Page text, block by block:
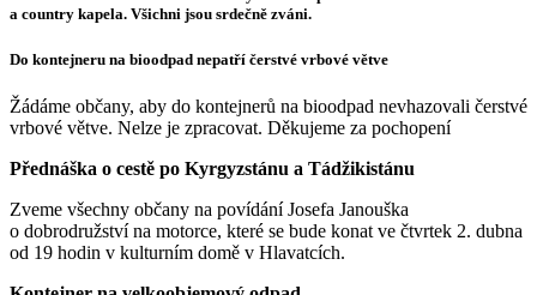
a country kapela. Všichni jsou srdečně zváni.
Do kontejneru na bioodpad nepatří čerstvé vrbové větve
Žádáme občany, aby do kontejnerů na bioodpad nevhazovali čerstvé
vrbové větve. Nelze je zpracovat. Děkujeme za pochopení
Přednáška o cestě po Kyrgyzstánu a Tádžikistánu
Zveme všechny občany na povídání Josefa Janouška
o dobrodružství na motorce, které se bude konat ve čtvrtek 2. dubna
od 19 hodin v kulturním domě v Hlavatcích.